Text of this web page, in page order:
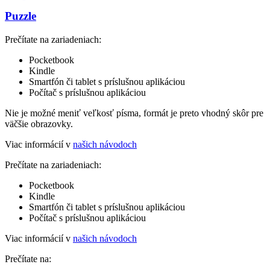
Puzzle
Prečítate na zariadeniach:
Pocketbook
Kindle
Smartfón či tablet s príslušnou aplikáciou
Počítač s príslušnou aplikáciou
Nie je možné meniť veľkosť písma, formát je preto vhodný skôr pre
väčšie obrazovky.
Viac informácií v našich návodoch
Prečítate na zariadeniach:
Pocketbook
Kindle
Smartfón či tablet s príslušnou aplikáciou
Počítač s príslušnou aplikáciou
Viac informácií v našich návodoch
Prečítate na: